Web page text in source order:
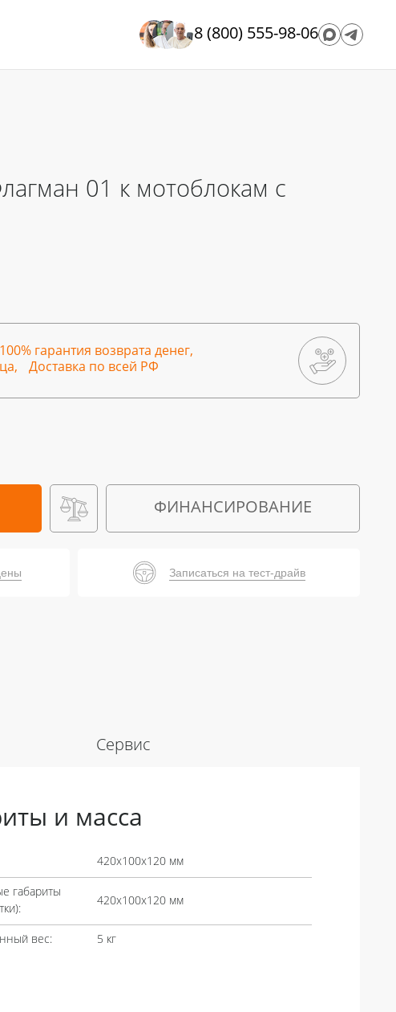
8 (800) 555-98-06
01 к мотоблокам с
100% гарантия возврата денег,
Доставка по всей РФ
ФИНАНСИРОВАНИЕ
Записаться на тест-драйв
Сервис
и масса
420х100х120 мм
габариты
420х100х120 мм
вес: 5 кг